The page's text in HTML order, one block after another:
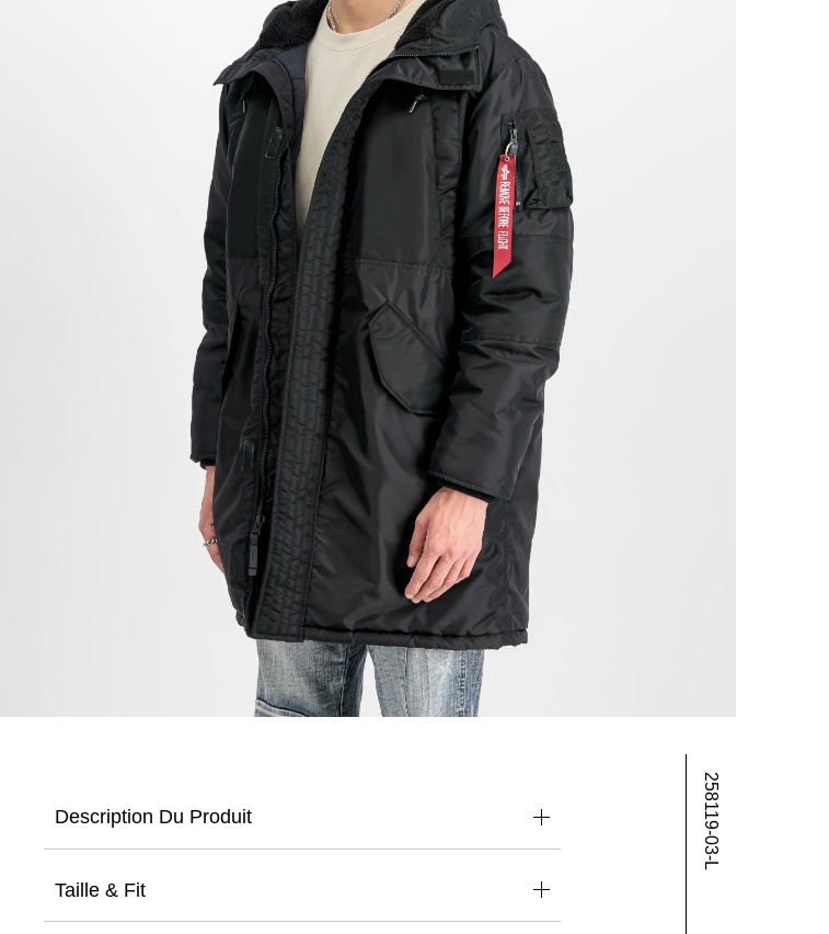
Description Du Produit
Taille & Fit
258119-03-L